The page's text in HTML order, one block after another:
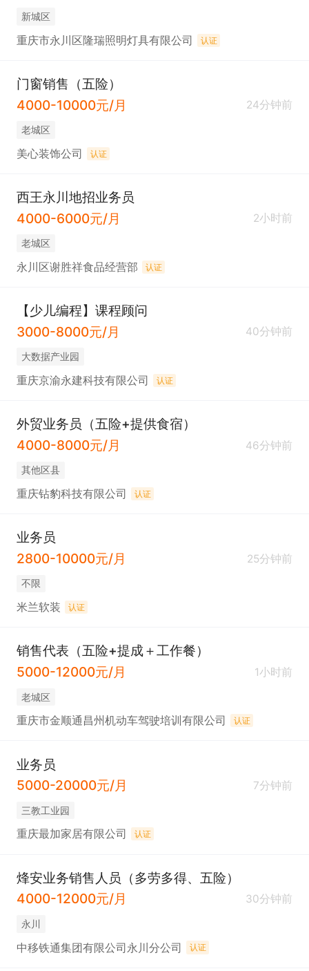
新城区
重庆市永川区隆瑞照明灯具有限公司 认证
门窗销售（五险）
4000-10000元/月
24分钟前
老城区
美心装饰公司 认证
西王永川地招业务员
4000-6000元/月
2小时前
老城区
永川区谢胜祥食品经营部 认证
【少儿编程】课程顾问
3000-8000元/月
40分钟前
大数据产业园
重庆京渝永建科技有限公司 认证
外贸业务员（五险+提供食宿）
4000-8000元/月
46分钟前
其他区县
重庆钻豹科技有限公司 认证
业务员
2800-10000元/月
25分钟前
不限
米兰软装 认证
销售代表（五险+提成＋工作餐）
5000-12000元/月
1小时前
老城区
重庆市金顺通昌州机动车驾驶培训有限公司 认证
业务员
5000-20000元/月
7分钟前
三教工业园
重庆最加家居有限公司 认证
烽安业务销售人员（多劳多得、五险）
4000-12000元/月
30分钟前
永川
中移铁通集团有限公司永川分公司 认证